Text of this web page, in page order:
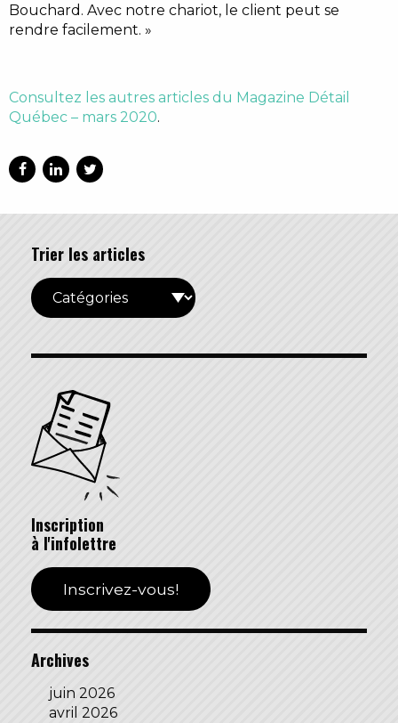
Bouchard. Avec notre chariot, le client peut se
rendre facilement. »
Consultez les autres articles du Magazine Détail
Québec – mars 2020.
Trier les articles
Inscription
à l'infolettre
Inscrivez-vous!
Archives
juin 2026
avril 2026